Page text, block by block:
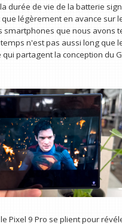
durée de vie de la batterie
que légèrement en avance sur
smartphones que nous avons
n'est pas aussi long que
partagent la conception du
Pixel 9 Pro se plient pour